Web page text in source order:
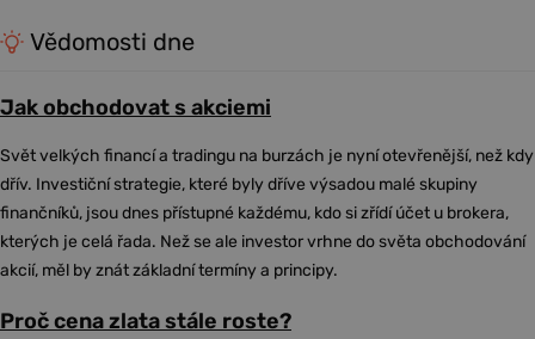
Vědomosti dne
Jak obchodovat s akciemi
Svět velkých financí a tradingu na burzách je nyní otevřenější, než kdy
dřív. Investiční strategie, které byly dříve výsadou malé skupiny
finančníků, jsou dnes přístupné každému, kdo si zřídí účet u brokera,
kterých je celá řada. Než se ale investor vrhne do světa obchodování
akcií, měl by znát základní termíny a principy.
Proč cena zlata stále roste?